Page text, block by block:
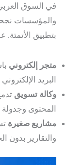
العربي
نجحت في
الأتمتة. على
باستخدام
الإلكتروني
تسويق تدمج أتمتة
وجدولة
صغيرة
بدون الحاجة